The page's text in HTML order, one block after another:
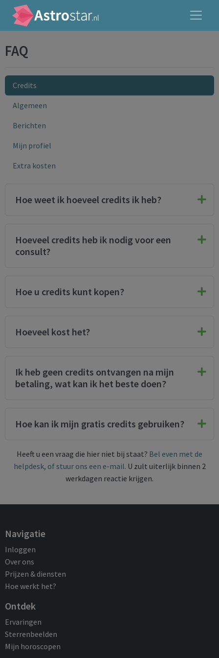
FAQ
Credits
Algemeen
Berichten
Mijn profiel
Extra kosten
Hoe weet ik hoeveel credits ik heb?
Hoeveel credits heb ik nodig voor een
consult?
Hoe u credits kunt kopen?
Hoeveel kost het?
Ik heb geen credits ontvangen na mijn
betaling, wat kan ik het beste doen?
Hoe kan ik mijn gratis credits gebruiken?
Heeft u een vraag die hier niet bij staat? Bel even met de
helpdesk, of stuur ons een e-mail. U zult uiterlijk binnen 2
werkdagen reactie krijgen.
Navigatie
Inloggen
Over ons
Prijzen & diensten
Hoe werkt het?
Ontdek
Ervaringen
Sterrenbeelden
Mijn horoscopen